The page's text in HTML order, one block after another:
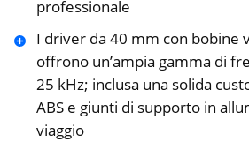
professionale
I driver da 40 mm con bobine
offrono un’ampia gamma di
25 kHz; inclusa una solida
ABS e giunti di supporto in
viaggio